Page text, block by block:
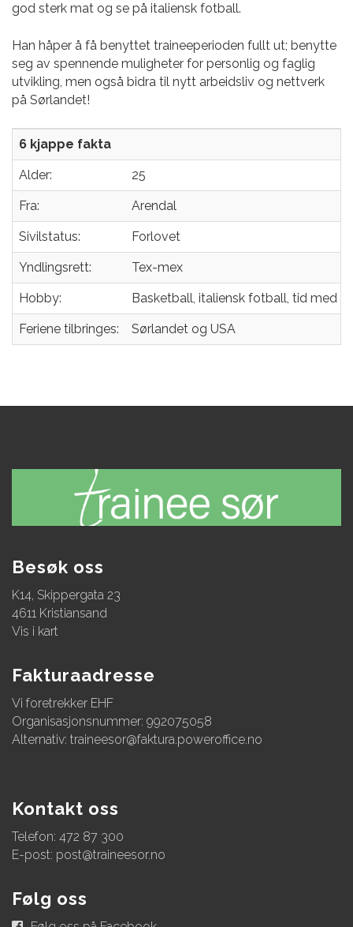
god sterk mat og se på italiensk fotball.
Han håper å få benyttet traineeperioden fullt ut; benytte
seg av spennende muligheter for personlig og faglig
utvikling, men også bidra til nytt arbeidsliv og nettverk
på Sørlandet!
6 kjappe fakta
Alder: 25
Fra: Arendal
Sivilstatus: Forlovet
Yndlingsrett: Tex-mex
Hobby: Basketball, italiensk fotball, tid med
Feriene tilbringes: Sørlandet og USA
Besøk oss
K14, Skippergata 23
4611 Kristiansand
Vis i kart
Fakturaadresse
Vi foretrekker EHF
Organisasjonsnummer: 992075058
Alternativ: traineesor@faktura.poweroffice.no
Kontakt oss
Telefon: 472 87 300
E-post: post@traineesor.no
Følg oss